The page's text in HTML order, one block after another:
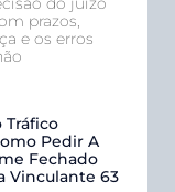
prazos,
e os erros
Tráfico
Pedir A
Fechado
Vinculante 63